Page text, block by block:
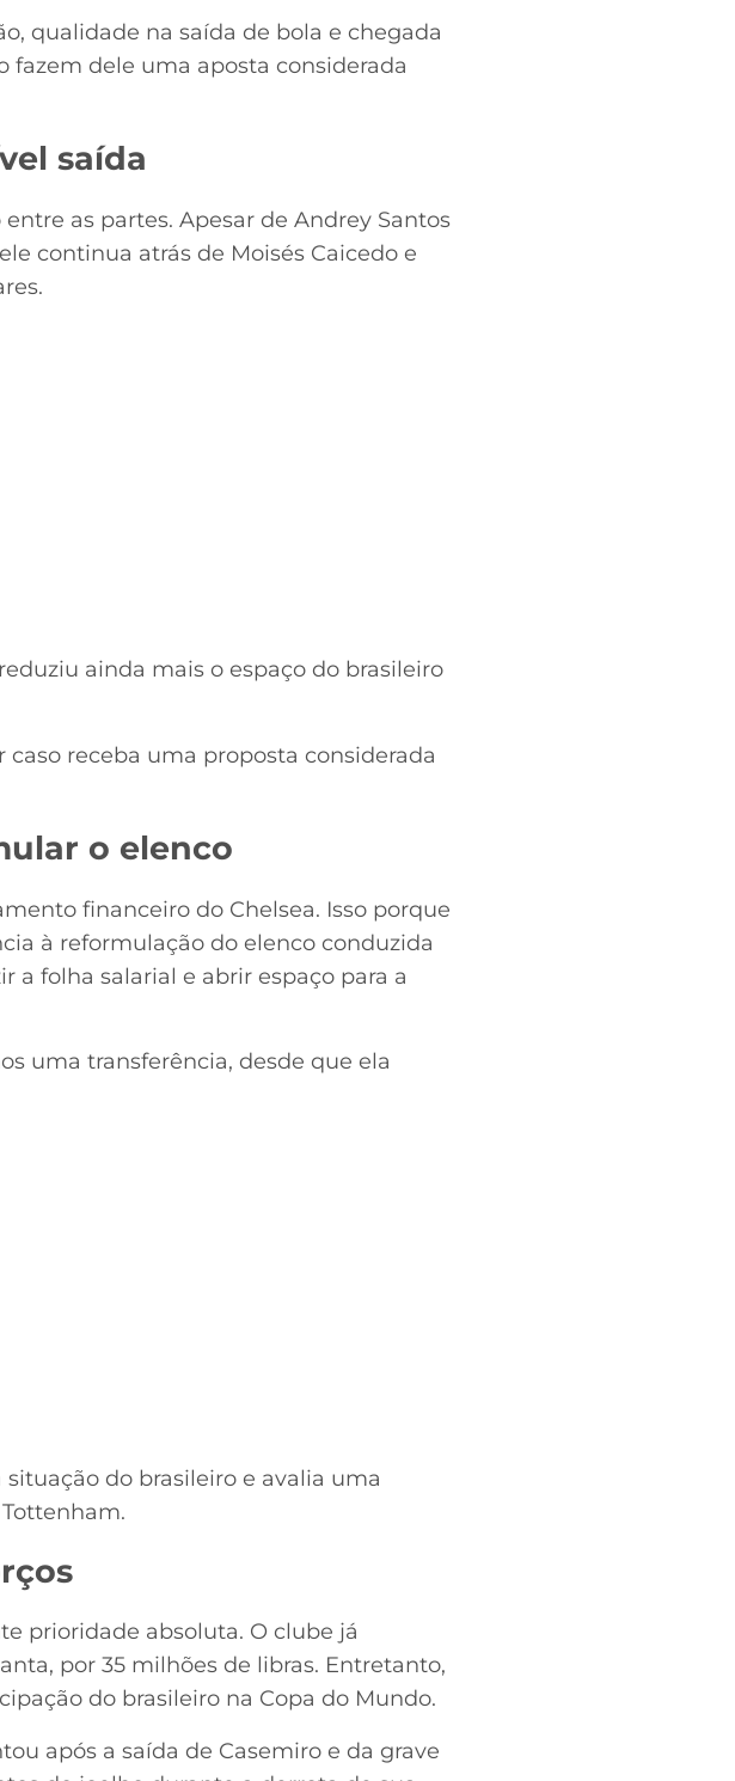
qualidade na saída de bola e chegada
fazem dele uma aposta considerada
saída
as partes. Apesar de Andrey Santos
continua atrás de Moisés Caicedo e
ainda mais o espaço do brasileiro
receba uma proposta considerada
o elenco
financeiro do Chelsea. Isso porque
à reformulação do elenco conduzida
a folha salarial e abrir espaço para a
uma transferência, desde que ela
do brasileiro e avalia uma
prioridade absoluta. O clube já
por 35 milhões de libras. Entretanto,
do brasileiro na Copa do Mundo.
após a saída de Casemiro e da grave